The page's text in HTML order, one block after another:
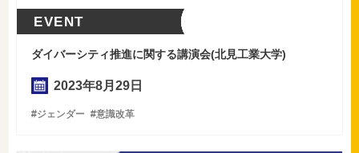
EVENT
ダイバーシティ推進に関する講演会(北見工業大学)
2023年8月 29日
ジェンダー 意識改革